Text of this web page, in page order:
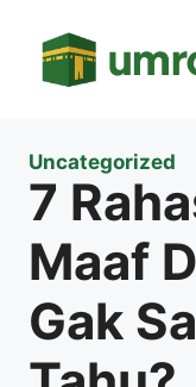
Uncategorized
7
Maaf
Gak